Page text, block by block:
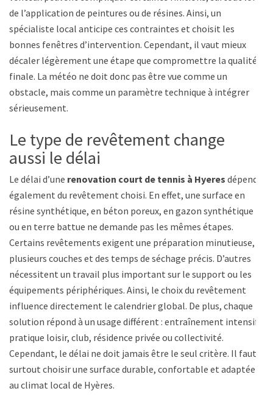
de l’application de peintures ou de résines. Ainsi, un
spécialiste local anticipe ces contraintes et choisit les
bonnes fenêtres d’intervention. Cependant, il vaut mieux
décaler légèrement une étape que compromettre la qualité
finale. La météo ne doit donc pas être vue comme un
obstacle, mais comme un paramètre technique à intégrer
sérieusement.
Le type de revêtement change
aussi le délai
Le délai d’une renovation court de tennis à Hyeres dépend
également du revêtement choisi. En effet, une surface en
résine synthétique, en béton poreux, en gazon synthétique
ou en terre battue ne demande pas les mêmes étapes.
Certains revêtements exigent une préparation minutieuse,
plusieurs couches et des temps de séchage précis. D’autres
nécessitent un travail plus important sur le support ou les
équipements périphériques. Ainsi, le choix du revêtement
influence directement le calendrier global. De plus, chaque
solution répond à un usage différent : entraînement intensif,
pratique loisir, club, résidence privée ou collectivité.
Cependant, le délai ne doit jamais être le seul critère. Il faut
surtout choisir une surface durable, confortable et adaptée
au climat local de Hyères.